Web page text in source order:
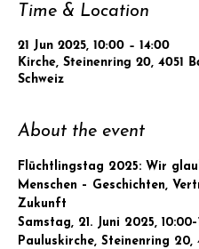
Time & Location
21 Jun 2025, 10:00 – 14:00
Kirche, Steinenring 20, 4051
Schweiz
About the event
Flüchtlingstag 2025: Wir
Menschen – Geschichten,
Zukunft
Samstag, 21. Juni 2025,
Pauluskirche, Steinenring 20,